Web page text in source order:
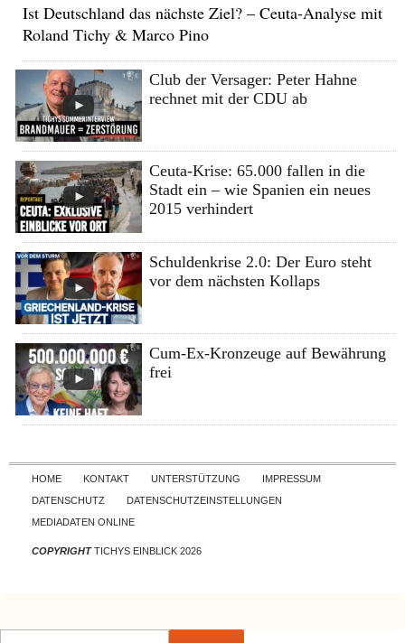
Ist Deutschland das nächste Ziel? – Ceuta-Analyse mit
Roland Tichy & Marco Pino
Club der Versager: Peter Hahne
rechnet mit der CDU ab
Ceuta-Krise: 65.000 fallen in die
Stadt ein – wie Spanien ein neues
2015 verhindert
Schuldenkrise 2.0: Der Euro steht
vor dem nächsten Kollaps
Cum-Ex-Kronzeuge auf Bewährung
frei
Skip to content
HOME KONTAKT UNTERSTÜTZUNG
IMPRESSUM
DATENSCHUTZ
DATENSCHUTZEINSTELLUNGEN
MEDIADATEN ONLINE
COPYRIGHTTICHYS EINBLICK 2026